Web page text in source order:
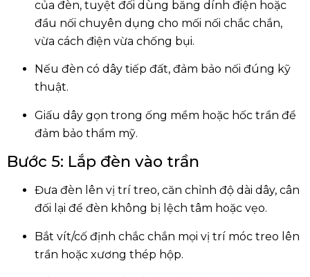
của đèn, tuyệt đối dùng băng dính điện hoặc
đầu nối chuyên dụng cho mối nối chắc chắn,
vừa cách điện vừa chống bụi.
Nếu đèn có dây tiếp đất, đảm bảo nối đúng kỹ
thuật.
Giấu dây gọn trong ống mềm hoặc hốc trần để
đảm bảo thẩm mỹ.
Bước 5: Lắp đèn vào trần
Đưa đèn lên vị trí treo, căn chỉnh độ dài dây, cân
đối lại để đèn không bị lệch tâm hoặc vẹo.
Bắt vít/cố định chắc chắn mọi vị trí móc treo lên
trần hoặc xương thép hộp.